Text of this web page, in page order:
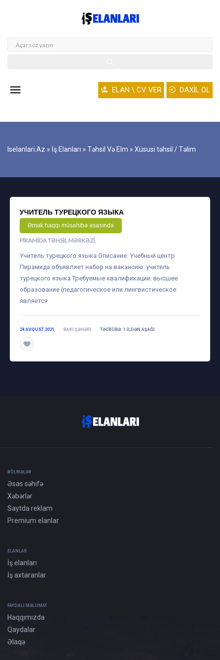
ELAN \ CV VER DAXİL OL
Iselanlari.az » İş Elanları » Təhsil Və Elm » Xüsusi təhsil / Təlim
УЧИТЕЛЬ ТУРЕЦКОГО ЯЗЫКА
Əmək haqqı müsahibə əsasında
PIRAMIDA TƏHSIL MƏRKƏZI,
Учитель турецкого языка Описание: Учебный центр
Пирамида объявляет набор на вакансию: учитель
турецкого языка Требуемые квалификации: высшее
образование (педагогическое или лингвистическое
является
24 AVQUST 2021 BAKI ŞƏHƏRI TƏCRÜBƏ: 1 ILDƏN AŞAĞI
BÖLMƏLƏR
Əsas səhifə
Xəbərlər
Saytda reklam
Premium elanlar
ELANLAR
İş elanları
İş axtaranlar
FAYDALI MƏLUMAT
Haqqımızda
Qaydalar
Əlaqə